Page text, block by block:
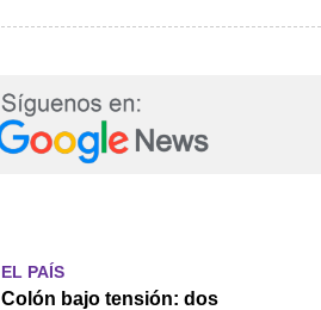
EL PAÍS
Colón bajo tensión: dos